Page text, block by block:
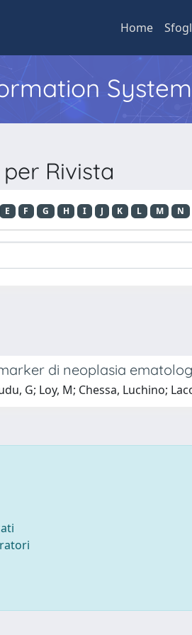
Home
System
Rivista
E F G H I J K L M N
di neoplasia
G; Loy, M; Chessa, Luchino;